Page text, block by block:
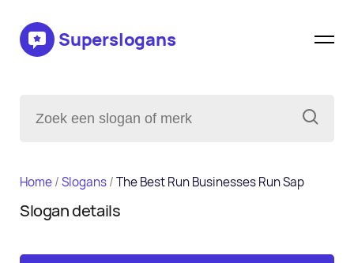
Superslogans
Home/Slogans/The Best Run Businesses Run Sap
Slogan details